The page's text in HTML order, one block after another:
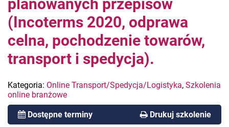
planowanych przepisów
(Incoterms 2020, odprawa
celna, pochodzenie towarów,
transport i spedycja).
Kategoria: Online Transport/Spedycja/Logistyka, Szkolenia
online branżowe
Dostępne terminy Drukuj szkolenie